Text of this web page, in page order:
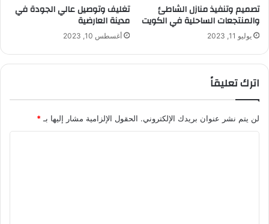
تصميم وتنفيذ منازل الشاطئ
والمنتجعات الساحلية في الكويت
يوليو 11, 2023
تغليف وتوصيل عالي الجودة في
مدينة العارضية
أغسطس 10, 2023
اترك تعليقاً
لن يتم نشر عنوان بريدك الإلكتروني. الحقول الإلزامية مشار إليها بـ*